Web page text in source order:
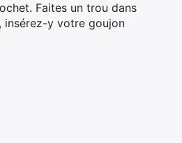
Faites un trou dans
y votre goujon